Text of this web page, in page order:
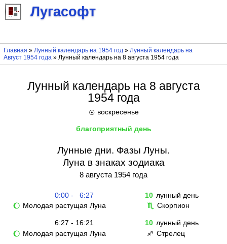
Лугасофт
Главная » Лунный календарь на 1954 год» Лунный календарь на
Август 1954 года» Лунный календарь на 8 августа 1954 года
Лунный календарь на 8 августа
1954 года
☉ воскресенье
благоприятный день
Лунные дни. Фазы Луны.
Луна в знаках зодиака
8 августа 1954 года
0:00 - 6:27 10 лунный день
🌔 Молодая растущая Луна ♏ Скорпион
6:27 - 16:21 10 лунный день
🌔 Молодая растущая Луна ♐ Стрелец